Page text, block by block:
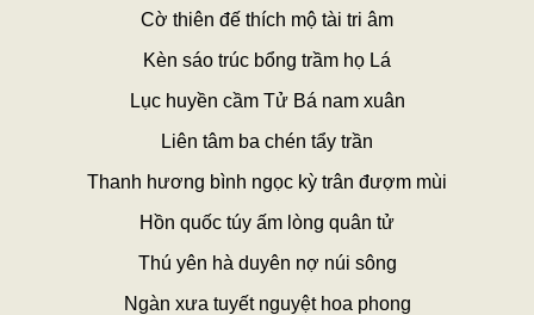
Cờ thiên đế thích mộ tài tri âm
Kèn sáo trúc bổng trầm họ Lá
Lục huyền cầm Tử Bá nam xuân
Liên tâm ba chén tẩy trần
Thanh hương bình ngọc kỳ trân đượm mùi
Hồn quốc túy ấm lòng quân tử
Thú yên hà duyên nợ núi sông
Ngàn xưa tuyết nguyệt hoa phong